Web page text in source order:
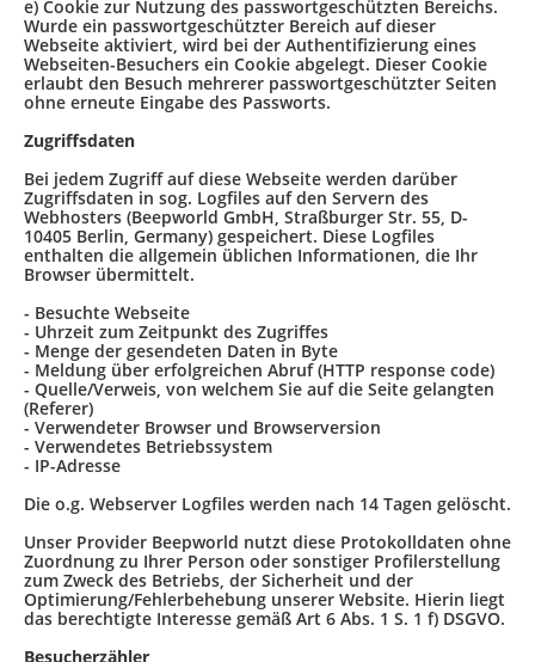
e) Cookie zur Nutzung des passwortgeschützten Bereichs.
Wurde ein passwortgeschützter Bereich auf dieser
Webseite aktiviert, wird bei der Authentifizierung eines
Webseiten-Besuchers ein Cookie abgelegt. Dieser Cookie
erlaubt den Besuch mehrerer passwortgeschützter Seiten
ohne erneute Eingabe des Passworts.
Zugriffsdaten
Bei jedem Zugriff auf diese Webseite werden darüber
Zugriffsdaten in sog. Logfiles auf den Servern des
Webhosters (Beepworld GmbH, Straßburger Str. 55, D-
10405 Berlin, Germany) gespeichert. Diese Logfiles
enthalten die allgemein üblichen Informationen, die Ihr
Browser übermittelt.
- Besuchte Webseite
- Uhrzeit zum Zeitpunkt des Zugriffes
- Menge der gesendeten Daten in Byte
- Meldung über erfolgreichen Abruf (HTTP response code)
- Quelle/Verweis, von welchem Sie auf die Seite gelangten
(Referer)
- Verwendeter Browser und Browserversion
- Verwendetes Betriebssystem
- IP-Adresse
Die o.g. Webserver Logfiles werden nach 14 Tagen gelöscht.
Unser Provider Beepworld nutzt diese Protokolldaten ohne
Zuordnung zu Ihrer Person oder sonstiger Profilerstellung
zum Zweck des Betriebs, der Sicherheit und der
Optimierung/Fehlerbehebung unserer Website. Hierin liegt
das berechtigte Interesse gemäß Art 6 Abs. 1 S. 1 f) DSGVO.
Besucherzähler